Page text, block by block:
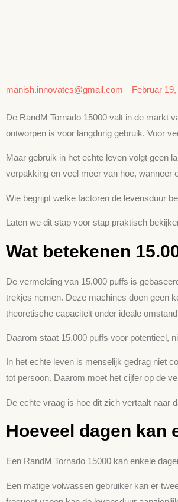
manish.innovates@gmail.com Februar
De RandM Tornado 15000 valt in de markt
ontworpen is voor langdurig gebruik. Voor
Maar gebruik in het echte leven volgt geen
verpakking en veel meer van hoe, wanneer
Wie begrijpt welke factoren de levensduur
Laten we dit stap voor stap praktisch
Wat betekenen
De vermelding van 15.000 puffs is
trekjes nemen. Deze machines doen geen
theoretische capaciteit onder ideale
Daarom staat 15.000 puffs voor potentieel,
In het echte leven is menselijk gedrag niet
tot persoon. Daarom moet het cijfer op de
De echte vraag is hoe dit zich vertaalt naar
Hoeveel dagen kan
Een RandM Tornado 15000 kan enkele
Een matige volwassen gebruiker kan er